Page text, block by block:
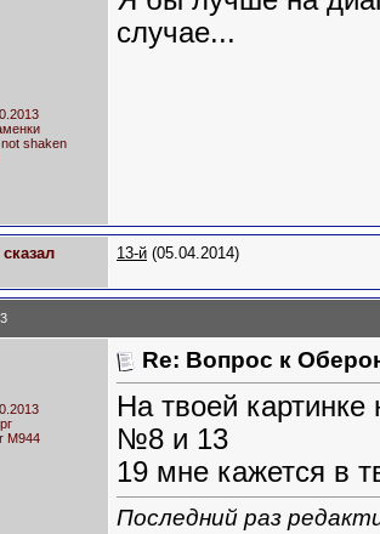
shaken
случае...
13-й (05.04.2014)
M944
Re: Вопрос к
На твоей
№8 и 13
19 мне кажется в
Последний раз